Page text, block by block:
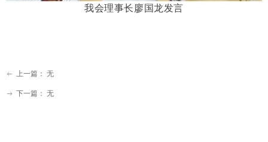
我会理事长廖国龙发言
ꂃ 上一篇： 无
ꁹ 下一篇： 无